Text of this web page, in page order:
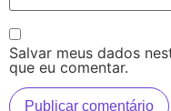
Salvar meus dados
que eu comentar.